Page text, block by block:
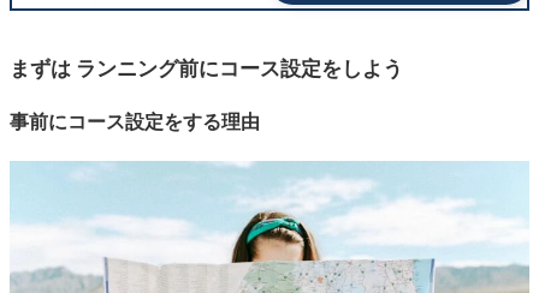
「築地町ポンプ場」を通過
「福岡市赤煉瓦文化館」を通過
「旧福岡県公会堂貴賓館」を通過
「那珂川通り」を通過
「清流公園」に到着
まずは ランニング前にコース設定をしよう
事前にコース設定をする理由